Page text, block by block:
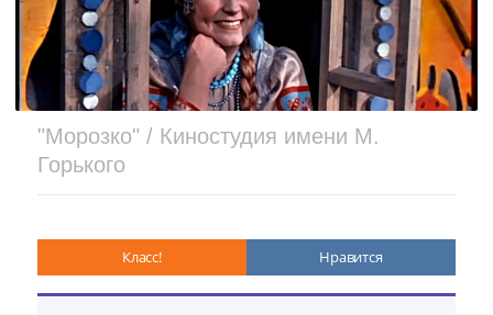
"Морозко" / Киностудия имени М.
Горького
Класс! Нравится